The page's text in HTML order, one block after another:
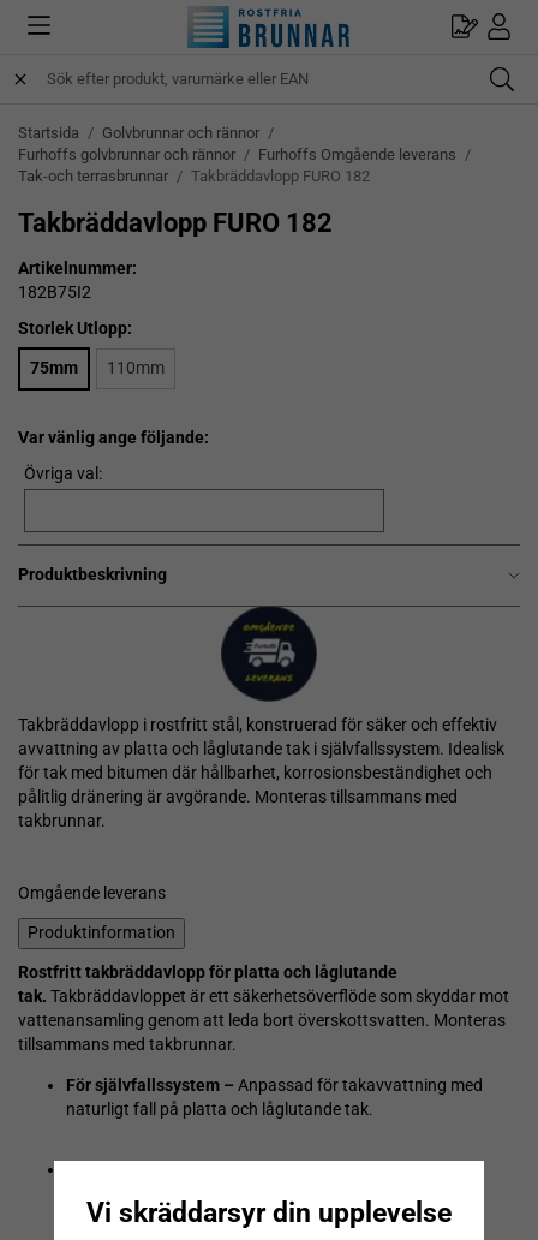
Startsida / Golvbrunnar och rännor /
Furhoffs golvbrunnar och rännor / Furhoffs Omgående leverans /
Tak-och terrasbrunnar / Takbräddavlopp FURO 182
Takbräddavlopp FURO 182
Artikelnummer:
182B75I2
Storlek Utlopp:
75mm
110mm
Var vänlig ange följande:
Övriga val:
Produktbeskrivning
Takbräddavlopp i rostfritt stål, konstruerad för säker och effektiv
avvattning av platta och låglutande tak i självfallssystem. Idealisk
för tak med bitumen där hållbarhet, korrosionsbeständighet och
pålitlig dränering är avgörande. Monteras tillsammans med
takbrunnar.
Omgående leverans
Produktinformation
Rostfritt takbräddavlopp för platta och låglutande
tak. Takbräddavloppet är ett säkerhetsöverflöde som skyddar mot
vattenansamling genom att leda bort överskottsvatten. Monteras
tillsammans med takbrunnar.
För självfallssystem – Anpassad för takavvattning med
naturligt fall på platta och låglutande tak.
Vi skräddarsyr din upplevelse